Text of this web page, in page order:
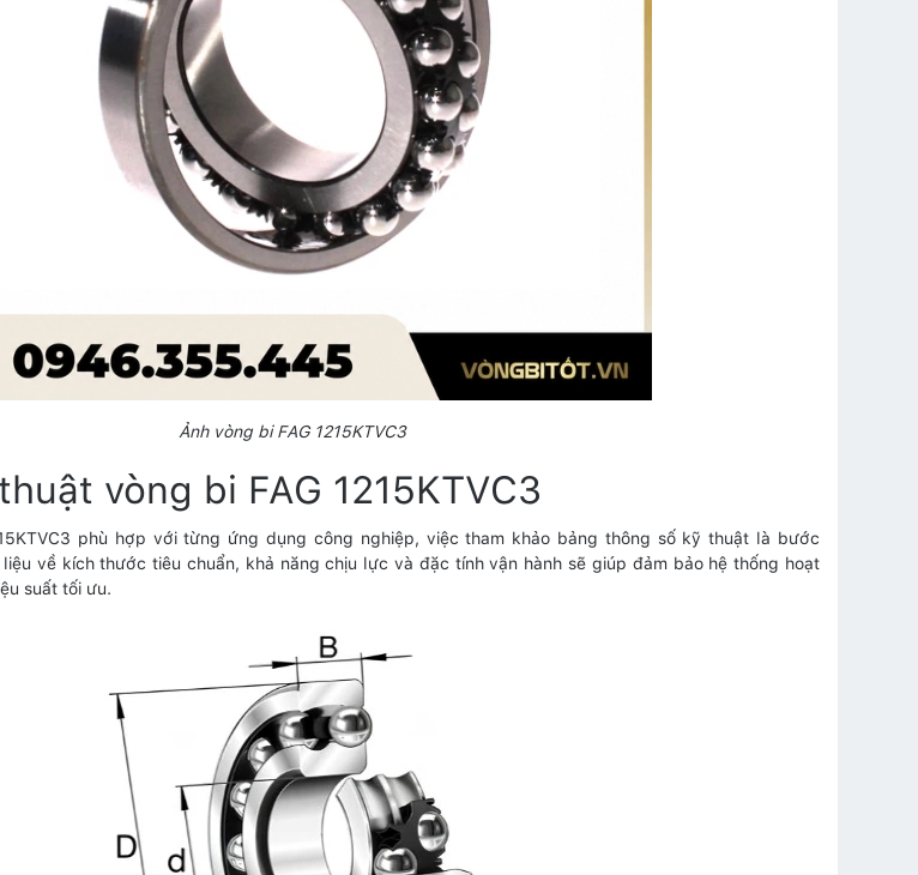
Ảnh vòng bi FAG 1215KTVC3
vòng bi FAG 1215KTVC3
phù hợp với từng ứng dụng công nghiệp, việc tham khảo bảng thông số kỹ thuật là bước
về kích thước tiêu chuẩn, khả năng chịu lực và đặc tính vận hành sẽ giúp đảm bảo hệ thống hoạt
suất tối ưu.